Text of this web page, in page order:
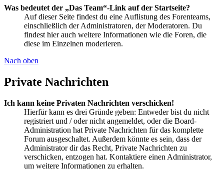
Was bedeutet der „Das Team“-Link auf der Startseite?
Auf dieser Seite findest du eine Auflistung des Forenteams,
einschließlich der Administratoren, der Moderatoren. Du
findest hier auch weitere Informationen wie die Foren, die
diese im Einzelnen moderieren.
Nach oben
Private Nachrichten
Ich kann keine Privaten Nachrichten verschicken!
Hierfür kann es drei Gründe geben: Entweder bist du nicht
registriert und / oder nicht angemeldet, oder die Board-
Administration hat Private Nachrichten für das komplette
Forum ausgeschaltet. Außerdem könnte es sein, dass der
Administrator dir das Recht, Private Nachrichten zu
verschicken, entzogen hat. Kontaktiere einen Administrator,
um weitere Informationen zu erhalten.